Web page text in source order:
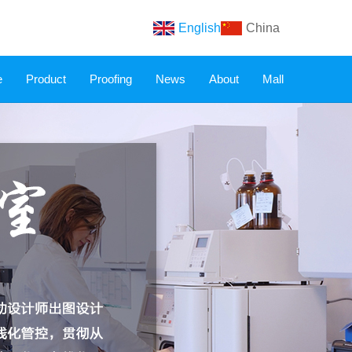
English China
Product Proofing News About Mall